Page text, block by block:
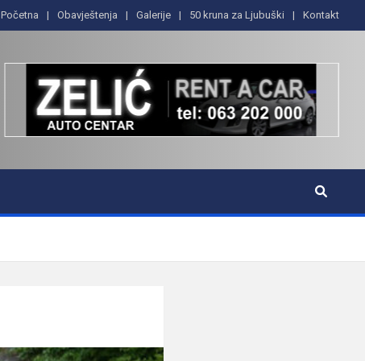
Početna Obavještenja Galerije 50 kruna za Ljubuški Kontakt